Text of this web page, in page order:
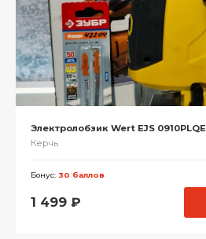
Электролобзик Wert EJS 0910PLQE
Керчь
Бонус: 30 баллов
1 499 ₽